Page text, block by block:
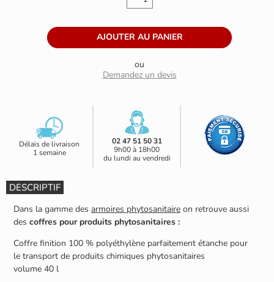
ou
Demandez un devis
Délais de livraison
1 semaine
02 47 51 50 31
9h00 à 18h00
du lundi au vendredi
DESCRIPTIF
Dans la gamme des armoires phytosanitaire on retrouve aussi
des coffres pour produits phytosanitaires :
Coffre finition 100 % polyéthylène parfaitement étanche pour
le transport de produits chimiques phytosanitaires
volume 40 l